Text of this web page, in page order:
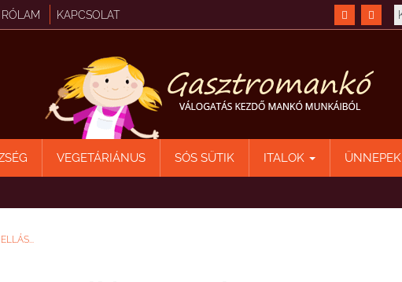
RÓLAM KAPCSOLAT
VEGETÁRIÁNUS SÓS SÜTIK ITALOK ÜNNEPEK